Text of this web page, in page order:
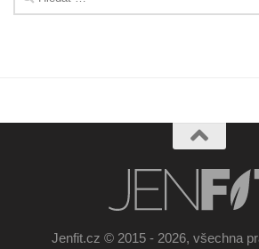
Jenfit.cz © 2015 - 2026, všechna